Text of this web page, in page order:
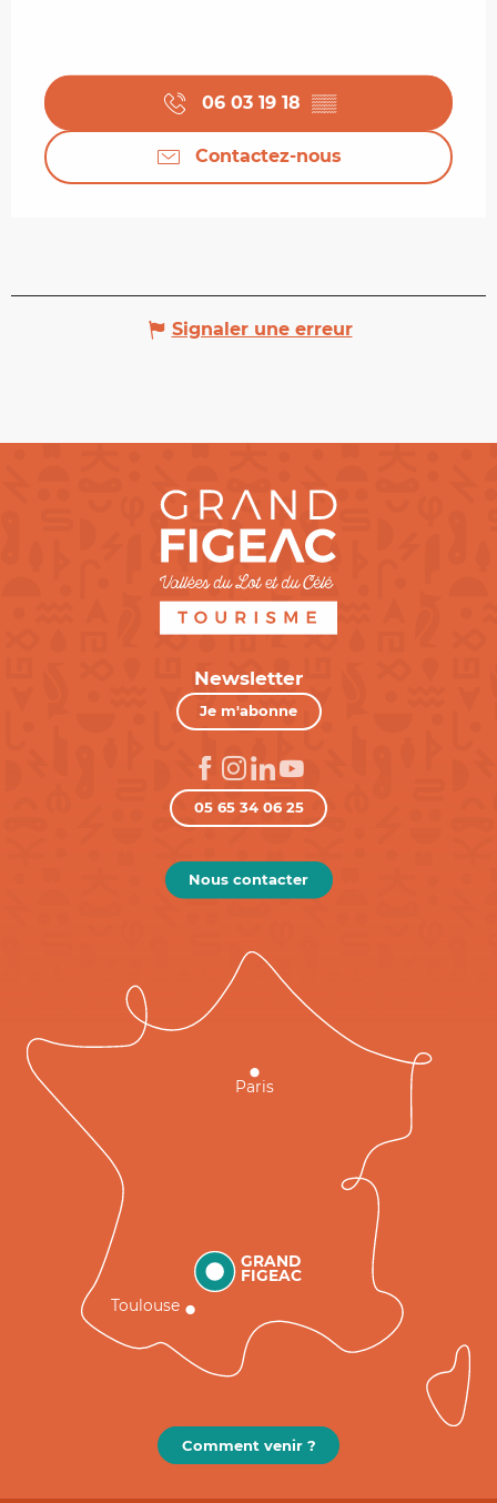
06 03 19 18 ▒▒
Contactez-nous
Signaler une erreur
Newsletter
Je m'abonne
05 65 34 06 25
Nous contacter
GRAND
FIGEAC
Toulouse
Paris
Comment venir ?